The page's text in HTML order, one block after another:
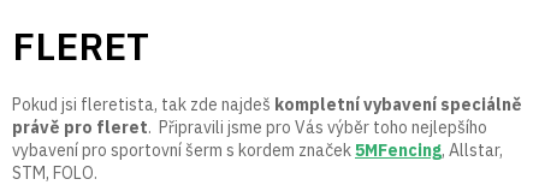
na
obsah
FLERET
Pokud jsi fleretista, tak zde najdeš kompletní vybavení speciálně
právě pro fleret. Připravili jsme pro Vás výběr toho nejlepšího
vybavení pro sportovní šerm s kordem značek5MFencing, Allstar,
STM, FOLO.